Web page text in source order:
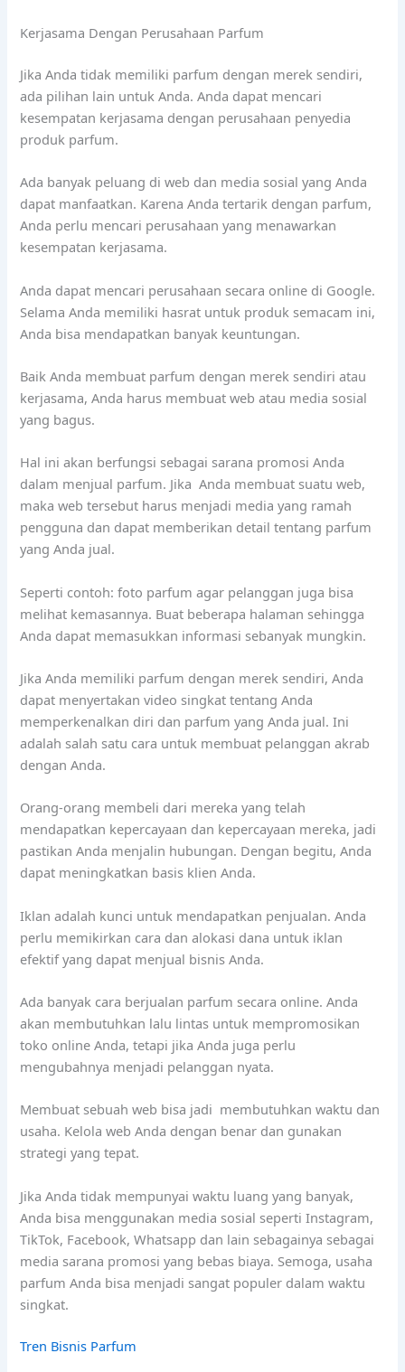
Kerjasama Dengan Perusahaan Parfum
Jika Anda tidak memiliki parfum dengan merek sendiri,
ada pilihan lain untuk Anda. Anda dapat mencari
kesempatan kerjasama dengan perusahaan penyedia
produk parfum.
Ada banyak peluang di web dan media sosial yang Anda
dapat manfaatkan. Karena Anda tertarik dengan parfum,
Anda perlu mencari perusahaan yang menawarkan
kesempatan kerjasama.
Anda dapat mencari perusahaan secara online di Google.
Selama Anda memiliki hasrat untuk produk semacam ini,
Anda bisa mendapatkan banyak keuntungan.
Baik Anda membuat parfum dengan merek sendiri atau
kerjasama, Anda harus membuat web atau media sosial
yang bagus.
Hal ini akan berfungsi sebagai sarana promosi Anda
dalam menjual parfum. Jika Anda membuat suatu web,
maka web tersebut harus menjadi media yang ramah
pengguna dan dapat memberikan detail tentang parfum
yang Anda jual.
Seperti contoh: foto parfum agar pelanggan juga bisa
melihat kemasannya. Buat beberapa halaman sehingga
Anda dapat memasukkan informasi sebanyak mungkin.
Jika Anda memiliki parfum dengan merek sendiri, Anda
dapat menyertakan video singkat tentang Anda
memperkenalkan diri dan parfum yang Anda jual. Ini
adalah salah satu cara untuk membuat pelanggan akrab
dengan Anda.
Orang-orang membeli dari mereka yang telah
mendapatkan kepercayaan dan kepercayaan mereka, jadi
pastikan Anda menjalin hubungan. Dengan begitu, Anda
dapat meningkatkan basis klien Anda.
Iklan adalah kunci untuk mendapatkan penjualan. Anda
perlu memikirkan cara dan alokasi dana untuk iklan
efektif yang dapat menjual bisnis Anda.
Ada banyak cara berjualan parfum secara online. Anda
akan membutuhkan lalu lintas untuk mempromosikan
toko online Anda, tetapi jika Anda juga perlu
mengubahnya menjadi pelanggan nyata.
Membuat sebuah web bisa jadi membutuhkan waktu dan
usaha. Kelola web Anda dengan benar dan gunakan
strategi yang tepat.
Jika Anda tidak mempunyai waktu luang yang banyak,
Anda bisa menggunakan media sosial seperti Instagram,
TikTok, Facebook, Whatsapp dan lain sebagainya sebagai
media sarana promosi yang bebas biaya. Semoga, usaha
parfum Anda bisa menjadi sangat populer dalam waktu
singkat.
Tren Bisnis Parfum